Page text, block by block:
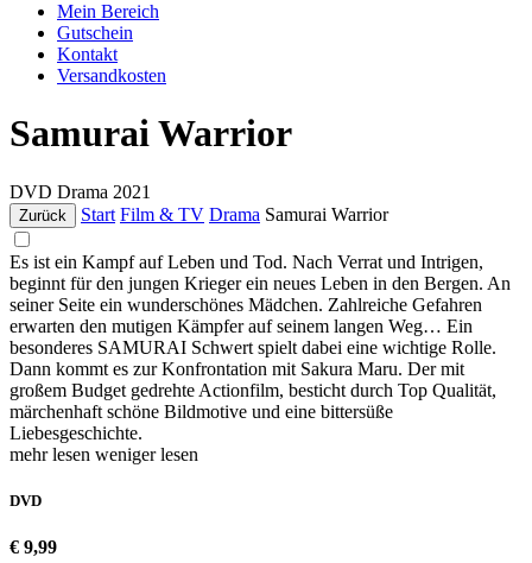
Mein Bereich
Gutschein
Kontakt
Versandkosten
Samurai Warrior
DVD Drama 2021
Zurück Start Film & TV Drama Samurai Warrior
Es ist ein Kampf auf Leben und Tod. Nach Verrat und Intrigen,
beginnt für den jungen Krieger ein neues Leben in den Bergen. An
seiner Seite ein wunderschönes Mädchen. Zahlreiche Gefahren
erwarten den mutigen Kämpfer auf seinem langen Weg… Ein
besonderes SAMURAI Schwert spielt dabei eine wichtige Rolle.
Dann kommt es zur Konfrontation mit Sakura Maru. Der mit
großem Budget gedrehte Actionfilm, besticht durch Top Qualität,
märchenhaft schöne Bildmotive und eine bittersüße
Liebesgeschichte.
mehr lesen weniger lesen
DVD
€ 9,99